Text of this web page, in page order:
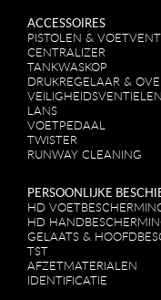
ACCESSOIRES
PISTOLEN &
CENTRALIZER
TANKWASKOP
DRUKREGELAAR &
VEILIGHEIDSVENTIELEN
LANS
VOETPEDAAL
TWISTER
RUNWAY CLEANING
PERSOONLIJKE
HD
HD
GELAATS &
TST
AFZETMATERIALEN
IDENTIFICATIE